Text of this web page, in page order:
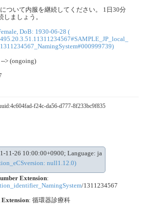
ついて内服を継続してください。 1日30分
しましょう。
DoB: 1930-06-28 (
> (ongoing)
f24c-da56-d777-8f233bc9f835
11-26 10:00:00+0900; Language: ja
null1.12.0)
Extension:
/1311234567
Extension: 循環器診療科